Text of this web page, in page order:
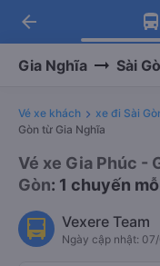
Tải
Nhận
Tải
-30k/
arrow_back
Gia Nghĩa Sài
Vé xe khách xe đi Sài
Gòn từ Gia Nghĩa
Vé xe Gia Phúc -
Gòn: 1 chuyến
Vexere Team
Ngày cập nhật: